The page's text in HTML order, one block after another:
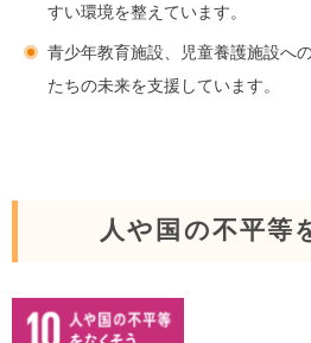
すい環境を整えています。
青少年教育施設、児童養護施設へ
たちの未来を支援しています。
人や国の不平等